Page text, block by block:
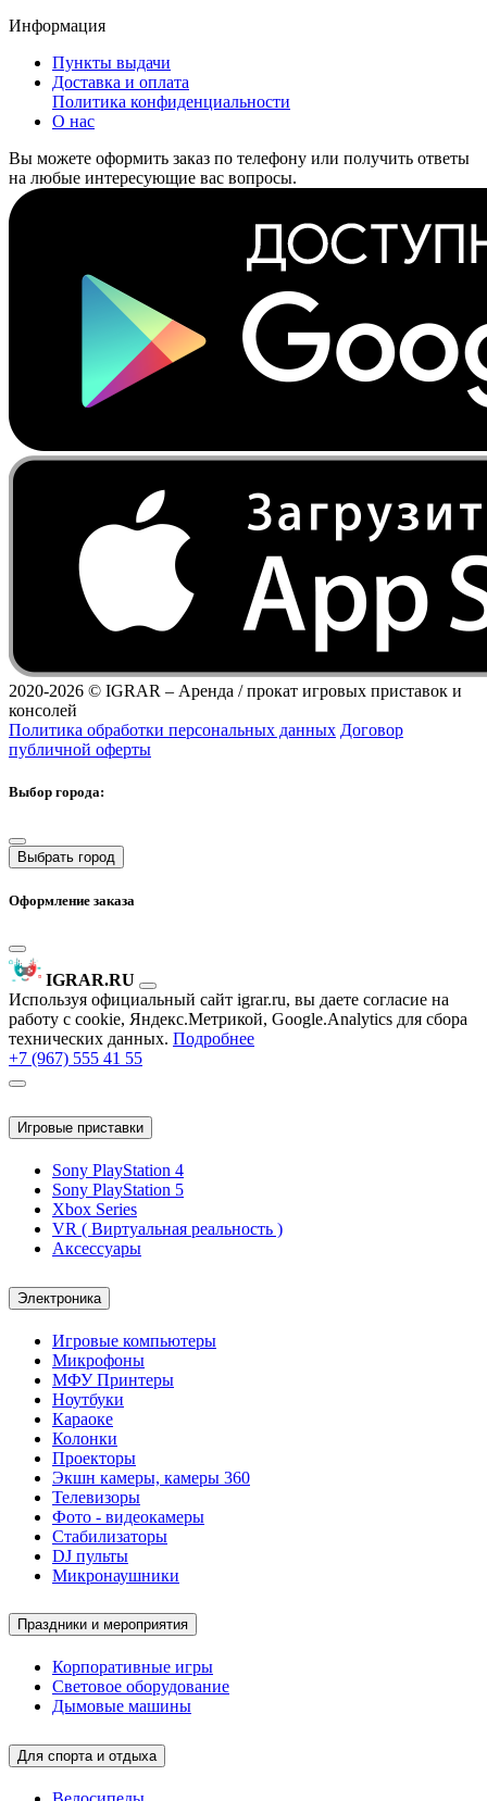
Информация
Пункты выдачи
Доставка и оплата
Политика конфиденциальности
О нас
Вы можете оформить заказ по телефону или получить ответы
на любые интересующие вас вопросы.
2020-2026 © IGRAR – Аренда / прокат игровых приставок и
консолей
Политика обработки персональных данных Договор
публичной оферты
Выбор города:
Выбрать город
Оформление заказа
IGRAR.RU
Используя официальный сайт igrar.ru, вы даете согласие на
работу с cookie, Яндекс.Метрикой, Google.Analytics для сбора
технических данных. Подробнее
+7 (967) 555 41 55
Игровые приставки
Sony PlayStation 4
Sony PlayStation 5
Xbox Series
VR ( Виртуальная реальность )
Аксессуары
Электроника
Игровые компьютеры
Микрофоны
МФУ Принтеры
Ноутбуки
Караоке
Колонки
Проекторы
Экшн камеры, камеры 360
Телевизоры
Фото - видеокамеры
Стабилизаторы
DJ пульты
Микронаушники
Праздники и мероприятия
Корпоративные игры
Световое оборудование
Дымовые машины
Для спорта и отдыха